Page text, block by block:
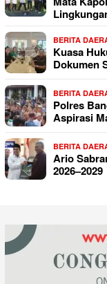
BERITA
Kuasa
Dokumen
BERITA
Polres
Aspirasi
BERITA
Ario
2026–2029